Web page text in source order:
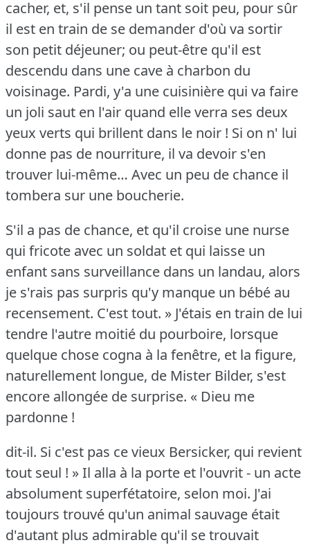
cacher, et, s'il pense un tant soit peu, pour sûr
il est en train de se demander d'où va sortir
son petit déjeuner; ou peut-être qu'il est
descendu dans une cave à charbon du
voisinage. Pardi, y'a une cuisinière qui va faire
un joli saut en l'air quand elle verra ses deux
yeux verts qui brillent dans le noir ! Si on n' lui
donne pas de nourriture, il va devoir s'en
trouver lui-même… Avec un peu de chance il
tombera sur une boucherie.
S'il a pas de chance, et qu'il croise une nurse
qui fricote avec un soldat et qui laisse un
enfant sans surveillance dans un landau, alors
je s'rais pas surpris qu'y manque un bébé au
recensement. C'est tout. » J'étais en train de lui
tendre l'autre moitié du pourboire, lorsque
quelque chose cogna à la fenêtre, et la figure,
naturellement longue, de Mister Bilder, s'est
encore allongée de surprise. « Dieu me
pardonne !
dit-il. Si c'est pas ce vieux Bersicker, qui revient
tout seul ! » Il alla à la porte et l'ouvrit - un acte
absolument superfétatoire, selon moi. J'ai
toujours trouvé qu'un animal sauvage était
d'autant plus admirable qu'il se trouvait